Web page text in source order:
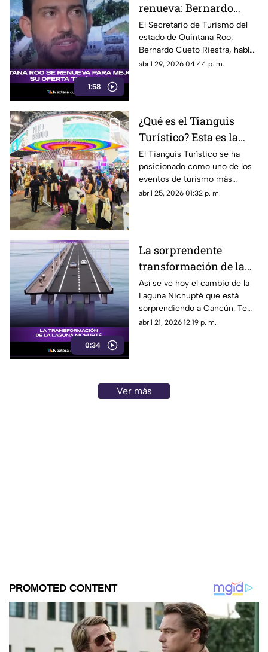
1:58
renueva: Bernardo
Cueto habla sobre
proyectos en el estado
para 2026
El Secretario de Turismo del
estado de Quintana Roo,
Bernardo Cueto Riestra, habló
sobre los proyectos en el
abril 29, 2026 04:44 p. m.
¿Qué es el Tianguis
Turístico? Esta es la
finalidad del evento de
turismo más grande de
México
El Tianguis Turístico se ha
posicionado como uno de los
eventos de turismo más
grandes de México y aquí te
abril 25, 2026 01:32 p. m.
0:34
La sorprendente
transformación de la
Laguna Nichupté: Así
se ve actualmente
Así se ve hoy el cambio de la
Laguna Nichupté que está
sorprendiendo a Cancún. Te
contamos los detalles:
abril 21, 2026 12:19 p. m.
Ver más